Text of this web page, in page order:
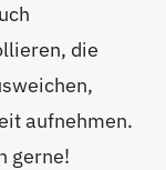
die
aufnehmen.
gerne!